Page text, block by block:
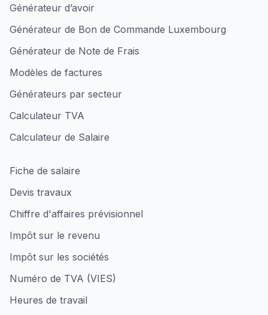
Générateur d’avoir
Générateur de Bon de Commande Luxembourg
Générateur de Note de Frais
Modèles de factures
Générateurs par secteur
Calculateur TVA
Calculateur de Salaire
Fiche de salaire
Devis travaux
Chiffre d'affaires prévisionnel
Impôt sur le revenu
Impôt sur les sociétés
Numéro de TVA (VIES)
Heures de travail